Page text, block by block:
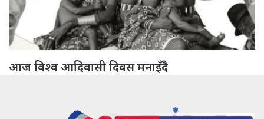
आज विश्व आदिवासी दिवस मनाइँदै